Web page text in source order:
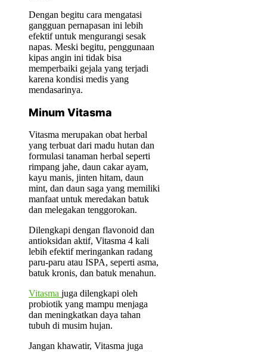
Dengan begitu cara mengatasi
gangguan pernapasan ini lebih
efektif untuk mengurangi sesak
napas. Meski begitu, penggunaan
kipas angin ini tidak bisa
memperbaiki gejala yang terjadi
karena kondisi medis yang
mendasarinya.
Minum Vitasma
Vitasma merupakan obat herbal
yang terbuat dari madu hutan dan
formulasi tanaman herbal seperti
rimpang jahe, daun cakar ayam,
kayu manis, jinten hitam, daun
mint, dan daun saga yang memiliki
manfaat untuk meredakan batuk
dan melegakan tenggorokan.
Dilengkapi dengan flavonoid dan
antioksidan aktif, Vitasma 4 kali
lebih efektif meringankan radang
paru-paru atau ISPA, seperti asma,
batuk kronis, dan batuk menahun.
Vitasma juga dilengkapi oleh
probiotik yang mampu menjaga
dan meningkatkan daya tahan
tubuh di musim hujan.
Jangan khawatir, Vitasma juga